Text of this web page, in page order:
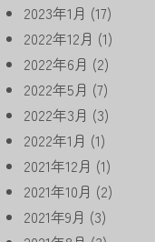
2023年1月 (17)
2022年12月 (1)
2022年6月 (2)
2022年5月 (7)
2022年3月 (3)
2022年1月 (1)
2021年12月 (1)
2021年10月 (2)
2021年9月 (3)